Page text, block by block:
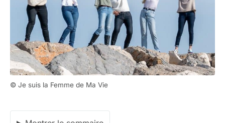
© Je suis la Femme de Ma Vie